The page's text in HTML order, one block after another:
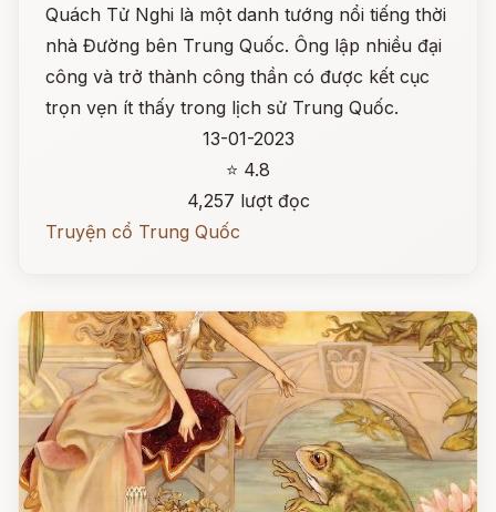
Quách Tử Nghi là một danh tướng nổi tiếng thời
nhà Đường bên Trung Quốc. Ông lập nhiều đại
công và trở thành công thần có được kết cục
trọn vẹn ít thấy trong lịch sử Trung Quốc.
13-01-2023
⭐ 4.8
4,257 lượt đọc
Truyện cổ Trung Quốc